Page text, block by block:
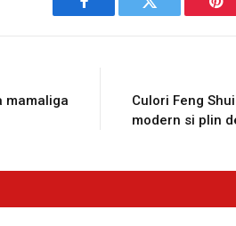
Facebook Twitter
mamaliga
Culori Feng
modern si plin